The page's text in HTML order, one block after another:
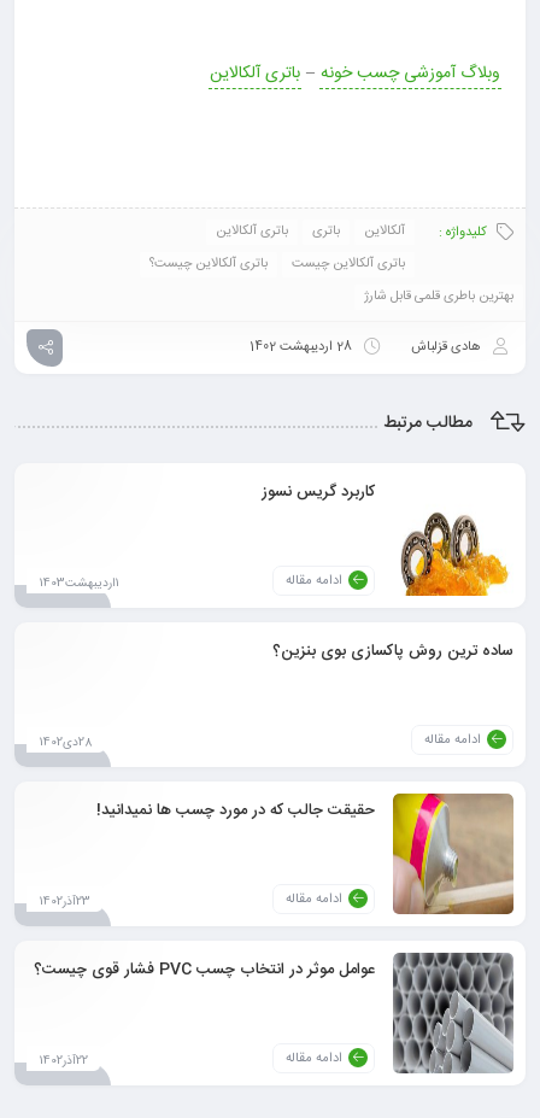
وبلاگ آموزشی چسب خونه – باتری آلکالاین
کلیدواژه : آلکالاین باتری
باتری آلکالاین
باتری آلکالاین چیست
باتری آلکالاین چیست؟
بهترین باطری قلمی قابل شارژ
هادی قزلباش 28 اردیبهشت 1402
مطالب مرتبط
کاربرد گریس نسوز
ادامه مقاله 1اردیبهشت1403
ساده ترین روش پاکسازی بوی بنزین؟
ادامه مقاله 28دی1402
حقیقت جالب که در مورد چسب ها نمیدانید!
ادامه مقاله 23آذر1402
عوامل موثر در انتخاب چسب PVC فشار قوی چیست؟
ادامه مقاله 22آذر1402